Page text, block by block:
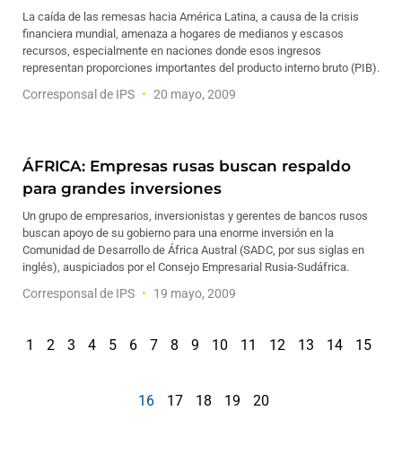
La caída de las remesas hacia América Latina, a causa de la crisis
financiera mundial, amenaza a hogares de medianos y escasos
recursos, especialmente en naciones donde esos ingresos
representan proporciones importantes del producto interno bruto (PIB).
Corresponsal de IPS 20 mayo, 2009
ÁFRICA: Empresas rusas buscan respaldo
para grandes inversiones
Un grupo de empresarios, inversionistas y gerentes de bancos rusos
buscan apoyo de su gobierno para una enorme inversión en la
Comunidad de Desarrollo de África Austral (SADC, por sus siglas en
inglés), auspiciados por el Consejo Empresarial Rusia-Sudáfrica.
Corresponsal de IPS 19 mayo, 2009
1 2 3 4 5 6 7 8 9 10 11 12 13 14 15
16 17 18 19 20